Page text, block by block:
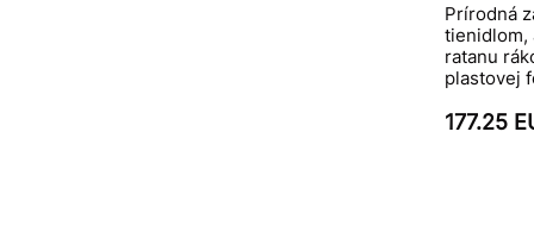
Prírodná
tienidlom,
ratanu
plastovej
177.25